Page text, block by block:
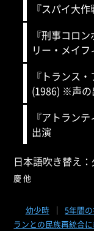
『スパイ大
『刑事コロ
リー・メイ
『トランス
(1986) ※声の
『アトラン
出演
日本語吹き替え：
慶 他
幼少時 ｜ 5年間
ランとの民族再統合